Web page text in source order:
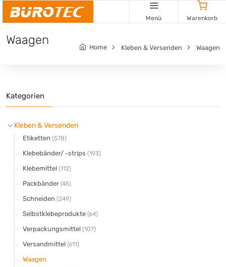
Menü Warenkorb
Waagen
Home Kleben & Versenden Waagen
Kategorien
Kleben & Versenden
Etiketten (578)
Klebebänder/ -strips (193)
Klebemittel (112)
Packbänder (45)
Schneiden (249)
Selbstklebeprodukte (64)
Verpackungsmittel (107)
Versandmittel (611)
Waagen
Cookie-Einstellungen